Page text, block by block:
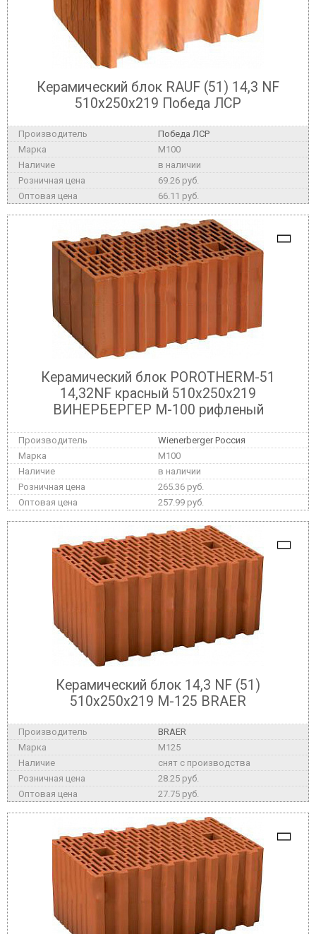
Керамический блок RAUF (51) 14,3 NF
510x250x219 Победа ЛСР
Победа ЛСР
M100
в наличии
69.26 руб.
66.11 руб.
Керамический блок POROTHERM-51
14,32NF красный 510x250x219
ВИНЕРБЕРГЕР М-100 рифленый
Wienerberger Россия
M100
в наличии
265.36 руб.
257.99 руб.
Керамический блок 14,3 NF (51)
510x250x219 М-125 BRAER
BRAER
M125
снят с производства
28.25 руб.
27.75 руб.